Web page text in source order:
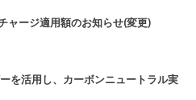
ージ適用額のお知らせ(変更)
を活用し、カーボンニュートラル実